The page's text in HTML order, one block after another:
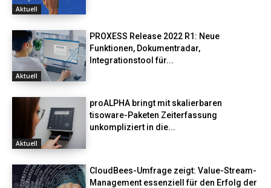
Aktuell
Aktuell
PROXESS Release 2022 R1: Neue
Funktionen, Dokumentradar,
Integrationstool für...
Aktuell
proALPHA bringt mit skalierbaren
tisoware-Paketen Zeiterfassung
unkompliziert in die...
CloudBees-Umfrage zeigt: Value-Stream-
Management essenziell für den Erfolg der